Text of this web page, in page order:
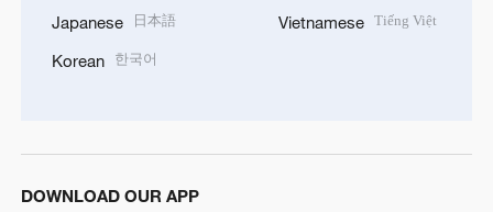
Japanese 日本語
Korean 한국어
Vietnamese Tiếng Việt
DOWNLOAD OUR APP